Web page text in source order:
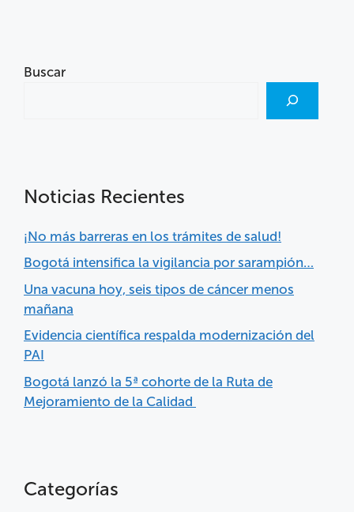
Buscar
Noticias Recientes
¡No más barreras en los trámites de salud!
Bogotá intensifica la vigilancia por sarampión…
Una vacuna hoy, seis tipos de cáncer menos
mañana
Evidencia científica respalda modernización del
PAI
Bogotá lanzó la 5ª cohorte de la Ruta de
Mejoramiento de la Calidad
Categorías